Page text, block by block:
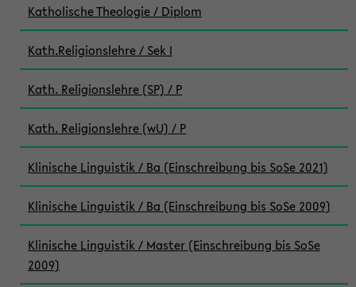
Katholische Theologie / Diplom
Kath.Religionslehre / Sek I
Kath. Religionslehre (SP) / P
Kath. Religionslehre (wU) / P
Klinische Linguistik / Ba (Einschreibung bis SoSe 2021)
Klinische Linguistik / Ba (Einschreibung bis SoSe 2009)
Klinische Linguistik / Master (Einschreibung bis SoSe
2009)